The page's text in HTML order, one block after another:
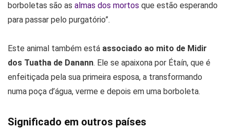
borboletas são as almas dos mortos que estão esperando
para passar pelo purgatório”.
Este animal também está associado ao mito de Midir
dos Tuatha de Danann. Ele se apaixona por Étaín, que é
enfeitiçada pela sua primeira esposa, a transformando
numa poça d’água, verme e depois em uma borboleta.
Significado em outros países